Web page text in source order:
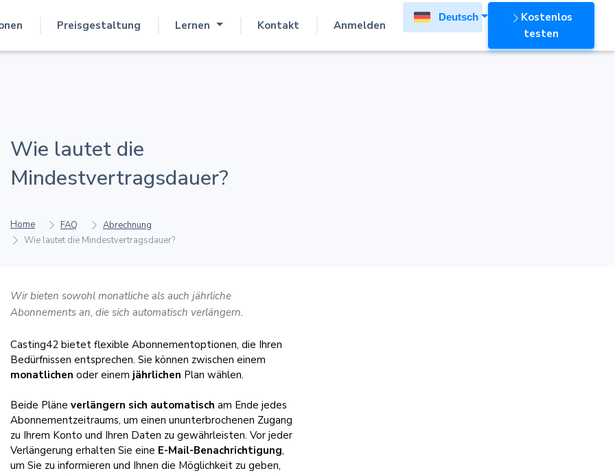
Preisgestaltung Lernen Kontakt Anmelden
Deutsch
Kostenlos
testen
Wie lautet die
Mindestvertragsdauer?
Home FAQ
Abrechnung
Wie lautet die Mindestvertragsdauer?
Wir bieten sowohl monatliche als auch jährliche
Abonnements an, die sich automatisch verlängern.
Casting42 bietet flexible Abonnementoptionen, die Ihren
Bedürfnissen entsprechen. Sie können zwischen einem
monatlichen oder einem jährlichen Plan wählen.
Beide Pläne verlängern sich automatisch am Ende jedes
Abonnementzeitraums, um einen ununterbrochenen Zugang
zu Ihrem Konto und Ihren Daten zu gewährleisten. Vor jeder
Verlängerung erhalten Sie eine E-Mail-Benachrichtigung,
um Sie zu informieren und Ihnen die Möglichkeit zu geben,